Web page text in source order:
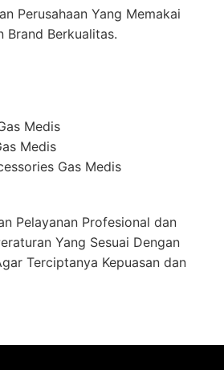
Perusahaan Yang Memakai
Brand Berkualitas.
Medis
Medis
Gas Medis
Pelayanan Profesional dan
Yang Sesuai Dengan
Terciptanya Kepuasan dan